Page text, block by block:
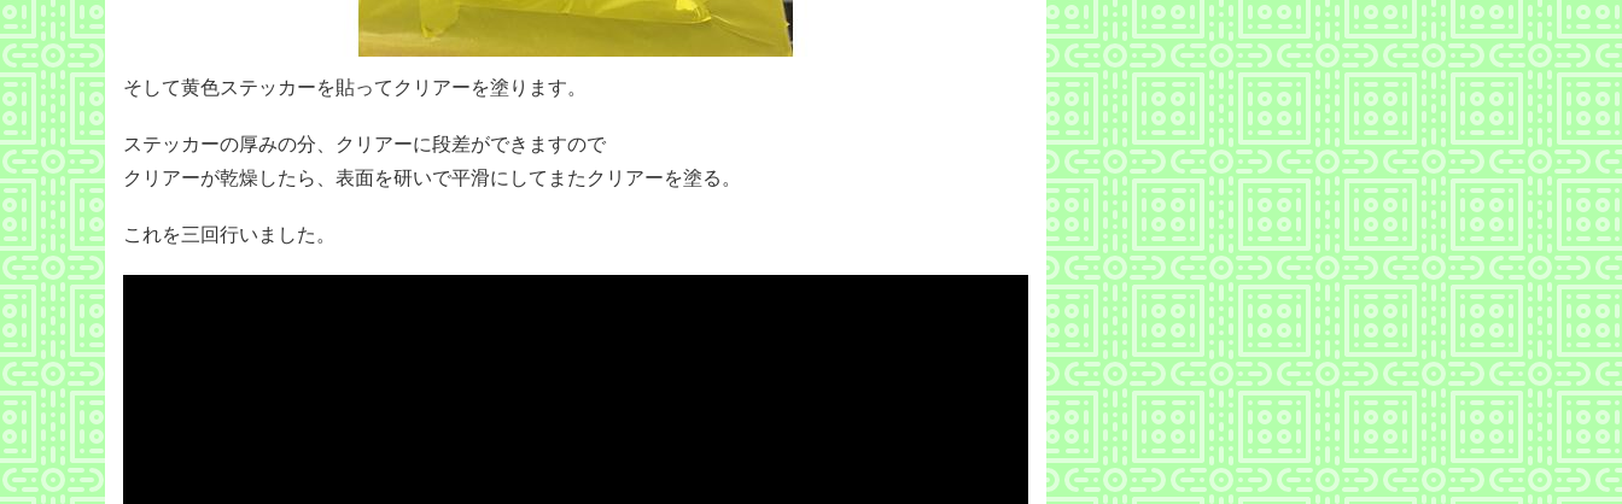
そして黄色ステッカーを貼ってクリアーを塗ります。
ステッカーの厚みの分、クリアーに段差ができますので
クリアーが乾燥したら、表面を研いで平滑にしてまたクリアーを塗る。
これを三回行いました。